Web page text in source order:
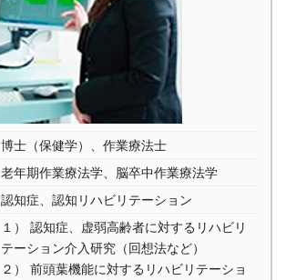
博士（保健学）、作業療法士
老年期作業療法学、脳卒中作業療法学
認知症、認知リハビリテーション
１） 認知症、虚弱高齢者に対するリハビリ
テーション介入研究（回想法など）
２） 前頭葉機能に対するリハビリテーショ